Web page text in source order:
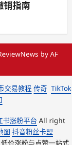
销指南
by AF
交易教程 传奇 TikTok
书涨粉平台 All right
图 抖音粉丝卡盟
价涨粉与点赞一站式